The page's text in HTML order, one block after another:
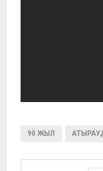
90 ЖЫЛ